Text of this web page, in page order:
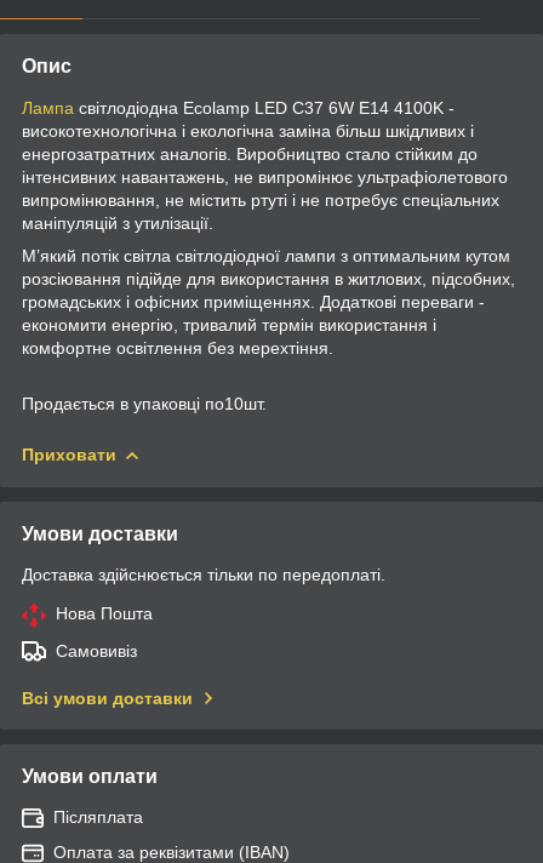
Опис
Лампа світлодіодна Ecolamp LED C37 6W E14 4100K -
високотехнологічна і екологічна заміна більш шкідливих і
енергозатратних аналогів. Виробництво стало стійким до
інтенсивних навантажень, не випромінює ультрафіолетового
випромінювання, не містить ртуті і не потребує спеціальних
маніпуляцій з утилізації.
М’який потік світла світлодіодної лампи з оптимальним кутом
розсіювання підійде для використання в житлових, підсобних,
громадських і офісних приміщеннях. Додаткові переваги -
економити енергію, тривалий термін використання і
комфортне освітлення без мерехтіння.
Продається в упаковці по10шт.
Приховати
Умови доставки
Доставка здійснюється тільки по передоплаті.
Нова Пошта
Самовивіз
Всі умови доставки
Умови оплати
Післяплата
Оплата за реквізитами (IBAN)